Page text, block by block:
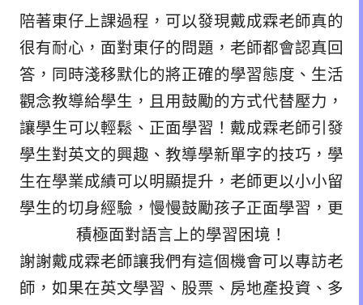
陪著東仔上課過程，可以發現戴成霖老師真的
很有耐心，面對東仔的問題，老師都會認真回
答，同時淺移默化的將正確的學習態度、生活
觀念教導給學生，且用鼓勵的方式代替壓力，
讓學生可以輕鬆、正面學習！戴成霖老師引發
學生對英文的興趣、教導學新單字的技巧，學
生在學業成績可以明顯提升，老師更以小小留
學生的切身經驗，慢慢鼓勵孩子正面學習，更
積極面對語言上的學習困境！
謝謝戴成霖老師讓我們有這個機會可以專訪老
師，如果在英文學習、股票、房地產投資、多